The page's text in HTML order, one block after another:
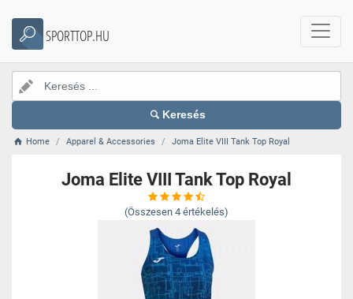
SPORTTOP.HU
Keresés
Home Apparel & Accessories Joma Elite VIII Tank Top Royal
Joma Elite VIII Tank Top Royal
(Összesen 4 értékelés)